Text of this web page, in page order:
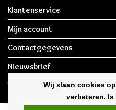
Klantenservice
Mijn account
Contactgegevens
Nieuwsbrief
Wij slaan cookies
verbeteren.